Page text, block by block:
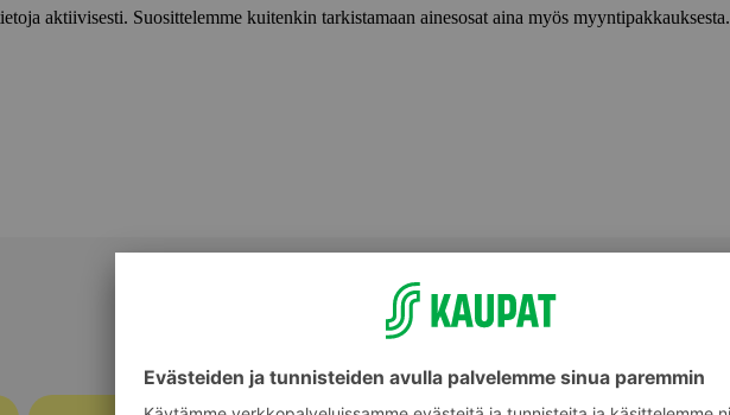
aktiivisesti. Suosittelemme kuitenkin tarkistamaan ainesosat aina myös myyntipakkauksesta.